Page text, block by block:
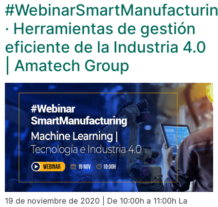
· Herramientas de gestión
eficiente de la Industria 4.0
| Amatech Group
19 de noviembre de 2020 | De 10:00h a 11:00h La